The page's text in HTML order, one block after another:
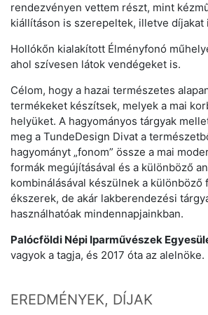
rendezvényen vettem részt, mint
kiállításon is szerepeltek, illetve díjakat
Hollókőn kialakított Élményfonó
ahol szívesen látok vendégeket is.
Célom, hogy a hazai természetes
termékeket készítsek, melyek a mai
helyüket. A hagyományos tárgyak
meg a TundeDesign Divat a
hagyományt „fonom” össze a mai
formák megújításával és a különböző
kombinálásával készülnek a különböző
ékszerek, de akár lakberendezési
használhatóak mindennapjainkban.
Palócföldi Népi Iparművészek
vagyok a tagja, és 2017 óta az alelnöke.
EREDMÉNYEK, DÍJAK